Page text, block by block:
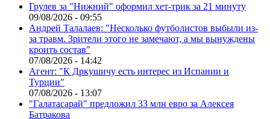
Грулев за "Нижний" оформил хет-трик за 21 минуту
09/08/2026 - 09:55
Андрей Талалаев: "Несколько футболистов выбыли из-
за травм. Зрители этого не замечают, а мы вынуждены
кроить состав"
07/08/2026 - 14:42
Агент: "К Дркушичу есть интерес из Испании и
Турции"
07/08/2026 - 13:07
"Галатасарай" предложил 33 млн евро за Алексея
Батракова